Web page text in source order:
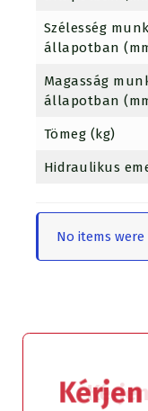
Szélesség
állapotban
Magasság
állapotban
Tömeg (kg)
Hidraulikus
No items